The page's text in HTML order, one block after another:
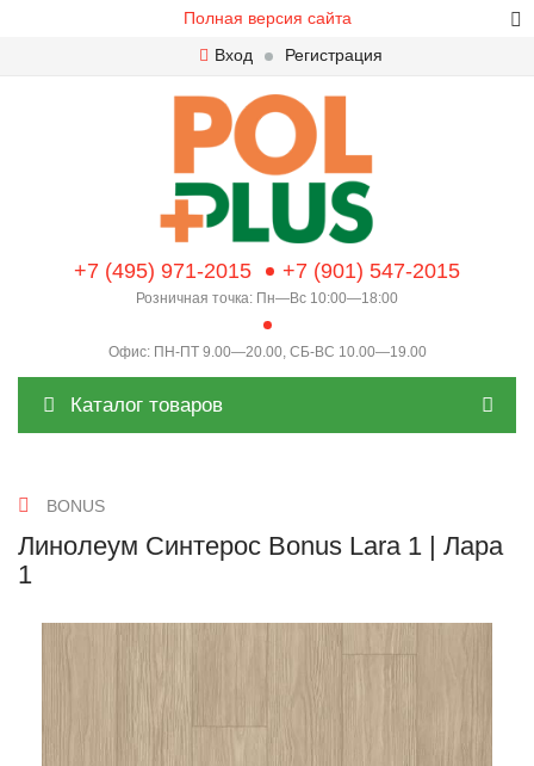
Полная версия сайта
Вход
Регистрация
+7 (495) 971-2015 +7 (901) 547-2015
Розничная точка: Пн—Вс 10:00—18:00
Офис: ПН-ПТ 9.00—20.00, СБ-ВС 10.00—19.00
Каталог товаров
BONUS
Линолеум Синтерос Bonus Lara 1 | Лара
1